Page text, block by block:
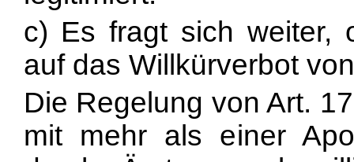
c) Es fragt sich weiter,
auf das Willkürverbot
Die Regelung von Art.
mit mehr als einer